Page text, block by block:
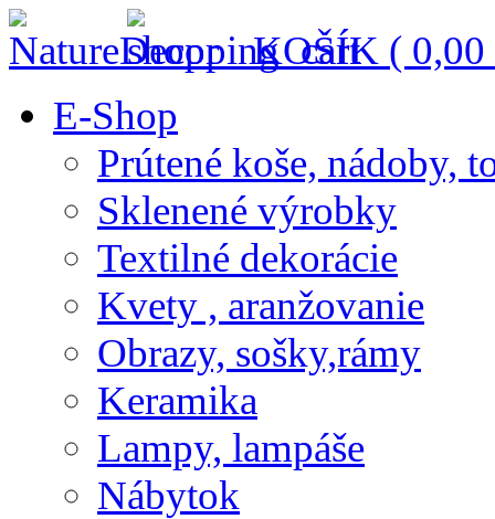
KOŠÍK ( 0,00
E-Shop
Prútené koše, nádoby,
Sklenené výrobky
Textilné dekorácie
Kvety , aranžovanie
Obrazy, sošky,rámy
Keramika
Lampy, lampáše
Nábytok